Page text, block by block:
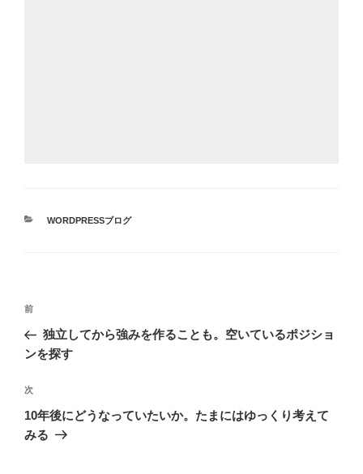
カ
WORDPRESSブログ
投
ナ
ゲ
ー
シ
前
の
投
前
独立してから強みを作ることも。空いているポジショ
ンを探す
次
の
投
次
10年後にどうなっていたいか。たまにはゆっくり考えて
みる